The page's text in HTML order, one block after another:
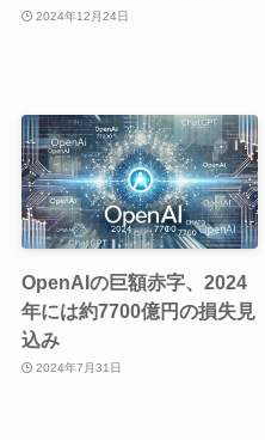
2024年12月24日
OpenAIの巨額赤字、2024
年には約7700億円の損失見
込み
2024年7月31日